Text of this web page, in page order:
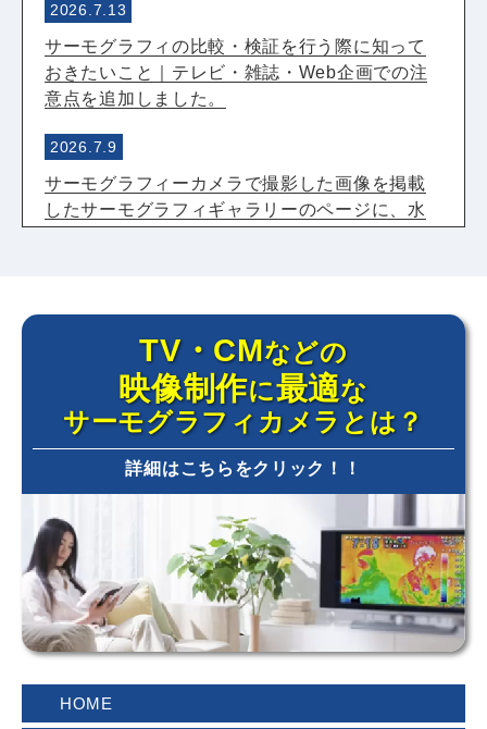
2026.7.13
サーモグラフィの比較・検証を行う際に知って
おきたいこと｜テレビ・雑誌・Web企画での注
意点を追加しました。
2026.7.9
サーモグラフィーカメラで撮影した画像を掲載
したサーモグラフィギャラリーのページに、水
サーモグラフィとはのページを更新しました、
レンタル時の参考にしてください。
2026.6.2
赤外線サーモグラフィカメラを毎日扱うプロ達
2026.5.7
赤外線サーモグラフィカメラを毎日扱うプロ達
のコラム其の七を更新しました。
サーモグラフィカメラで撮影した画像を掲載し
TV・CMなどの
映像制作に最適な
サーモグラフィカメラとは？
詳細はこちらをクリック！！
HOME